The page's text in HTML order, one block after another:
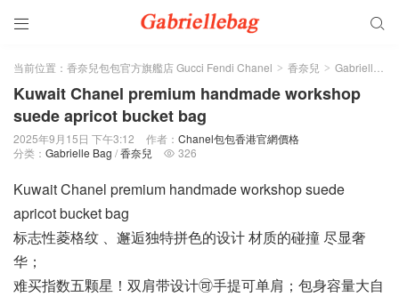
 
当前位置： 香奈兒包包官方旗艦店 Gucci Fendi Chanel > 香奈兒 > Gabrielle Bag
Kuwait Chanel premium handmade workshop
suede apricot bucket bag
2025年9月15日 下午3:12 作者： Chanel包包香港官網價格
分类： Gabrielle Bag /香奈兒  326
Kuwait Chanel premium handmade workshop suede
apricot bucket bag
标志性菱格纹 、邂逅独特拼色的设计 材质的碰撞 尽显奢
华；
难买指数五颗星！双肩带设计🉑手提可单肩；包身容量大自